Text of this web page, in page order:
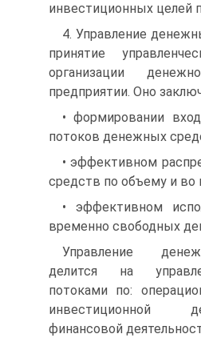
инвестиционных целей
4. Управление
принятие
организации
предприятии. Оно
• формировании
потоков денежных
• эффективном
средств по объему и во
• эффективном
временно свободных
Управление
делится на
потоками по:
инве­стиционной
финансовой